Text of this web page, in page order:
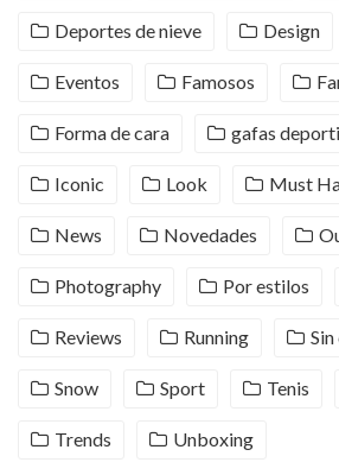
Deportes de nieve Design
Eventos Famosos
Forma de cara gafas
Iconic Look Must
News Novedades
Photography Por estilos
Reviews Running
Snow Sport Tenis
Trends Unboxing